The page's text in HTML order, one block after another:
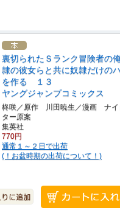
裏切られたＳランク冒険者の
隷の彼女らと共に奴隷だけの
を作る １３
ヤングジャンプコミックス
柊咲／原作 川田暁生／漫画 ナイ
ター原案
集英社
770円
通常１～２日で出荷
(！お盆時期の出荷について！)